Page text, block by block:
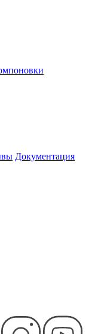
Документация